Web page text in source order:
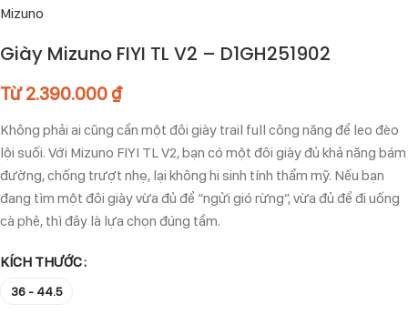
Mizuno
Giày Mizuno FIYI TL V2 – D1GH251902
Từ2.390.000 ₫
Không phải ai cũng cần một đôi giày trail full công năng để leo đèo
lội suối. Với Mizuno FIYI TL V2, bạn có một đôi giày đủ khả năng bám
đường, chống trượt nhẹ, lại không hi sinh tính thẩm mỹ. Nếu bạn
đang tìm một đôi giày vừa đủ để “ngửi gió rừng”, vừa đủ để đi uống
cà phê, thì đây là lựa chọn đúng tầm.
KÍCH THƯỚC
36 - 44.5